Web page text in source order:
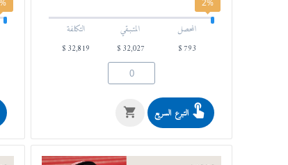
2%
المحصل
793
$
المتـبـقي
32,027
$
التكلفة
32,819
$
التبرع السريع